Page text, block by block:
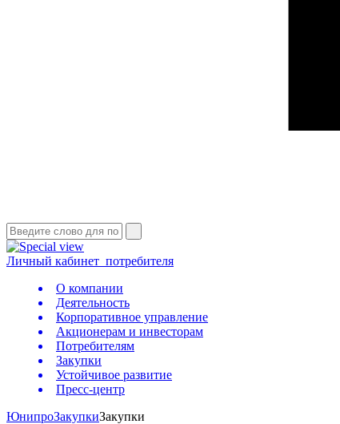
Личный кабинет потребителя
О компании
Деятельность
Корпоративное управление
Акционерам и инвесторам
Потребителям
Закупки
Устойчивое развитие
Пресс-центр
ЮнипроЗакупкиЗакупки